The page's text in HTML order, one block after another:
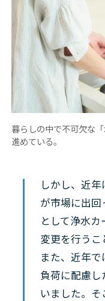
暮らしの中で不可欠な
進めている。
しかし、近
が市場に出回
として浄水
変更を行うこ
また、近年
負荷に配慮
いました。